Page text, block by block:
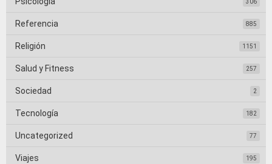
306
Referencia 885
Religión 1151
Salud y Fitness 257
Sociedad 2
Tecnología 182
Uncategorized 77
Viajes 195